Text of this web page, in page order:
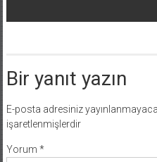
Bir yanıt yazın
E-posta adresiniz
işaretlenmişlerdir
Yorum *